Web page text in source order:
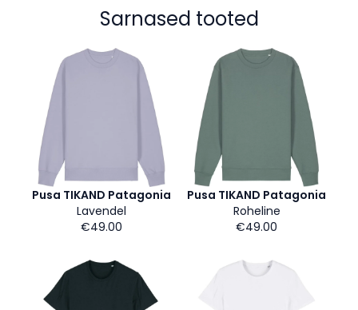
Sarnased tooted
Pusa TIKAND Patagonia
Lavendel
€49.00
Pusa TIKAND Patagonia
Roheline
€49.00